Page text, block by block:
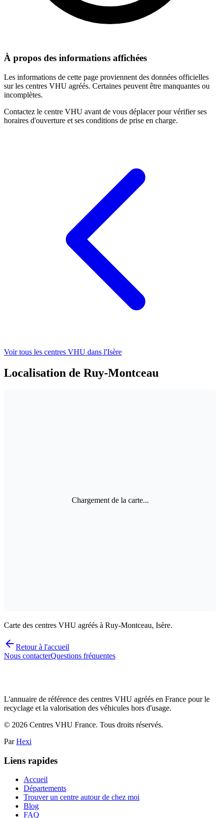
À propos des informations affichées
Les informations de cette page proviennent des données officielles
sur les centres VHU agréés. Certaines peuvent être manquantes ou
incomplètes.
Contactez le centre VHU avant de vous déplacer pour vérifier ses
horaires d'ouverture et ses conditions de prise en charge.
Voir tous les centres VHU dans l'Isère
Localisation de Ruy-Montceau
Chargement de la carte...
Carte des centres VHU agréés à Ruy-Montceau, Isère.
Retour à l'accueil
Nous contacterQuestions fréquentes
L'annuaire de référence des centres VHU agréés en France pour le
recyclage et la valorisation des véhicules hors d'usage.
© 2026 Centres VHU France. Tous droits réservés.
Par Hexi
Liens rapides
Accueil
Départements
Trouver un centre autour de chez moi
Blog
FAQ